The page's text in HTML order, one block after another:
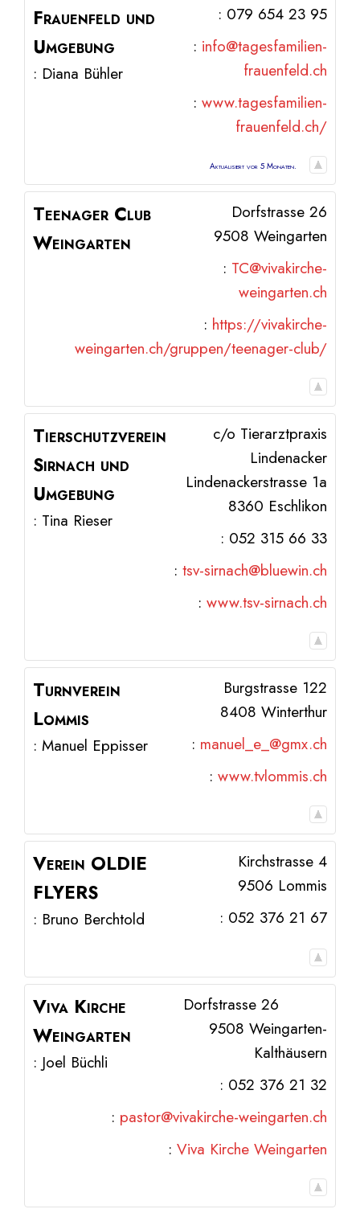
Frauenfeld und
Umgebung
: Diana Bühler
: 079 654 23 95
: info@tagesfamilien-
frauenfeld.ch
: www.tagesfamilien-
frauenfeld.ch/
Aktualisiert vor 5 Monaten.
Teenager Club
Weingarten
Dorfstrasse 26
9508 Weingarten
: TC@vivakirche-
weingarten.ch
: https://vivakirche-
weingarten.ch/gruppen/teenager-club/
Tierschutzverein
Sirnach und
Umgebung
: Tina Rieser
c/o Tierarztpraxis
Lindenacker
Lindenackerstrasse 1a
8360 Eschlikon
: 052 315 66 33
: tsv-sirnach@bluewin.ch
: www.tsv-sirnach.ch
Turnverein
Lommis
: Manuel Eppisser
Burgstrasse 122
8408 Winterthur
: manuel_e_@gmx.ch
: www.tvlommis.ch
Verein OLDIE
FLYERS
: Bruno Berchtold
Kirchstrasse 4
9506 Lommis
: 052 376 21 67
Viva Kirche
Weingarten
: Joel Büchli
Dorfstrasse 26
9508 Weingarten-
Kalthäusern
: 052 376 21 32
: pastor@vivakirche-weingarten.ch
: Viva Kirche Weingarten